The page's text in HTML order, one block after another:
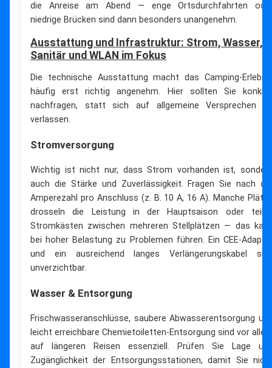
die Anreise am Abend — enge Ortsdurchfahrten
niedrige Brücken sind dann besonders unangenehm.
Ausstattung und Infrastruktur: Strom, Wasser,
Sanitär und WLAN im Fokus
Die technische Ausstattung macht das Camping-
häufig erst richtig angenehm. Hier sollten Sie
nachfragen, statt sich auf allgemeine Versprechen
verlassen.
Stromversorgung
Wichtig ist nicht nur, dass Strom vorhanden ist,
auch die Stärke und Zuverlässigkeit. Fragen Sie nach
Amperezahl pro Anschluss (z. B. 10 A, 16 A). Manche
drosseln die Leistung in der Hauptsaison oder
Stromkästen zwischen mehreren Stellplätzen — das
bei hoher Belastung zu Problemen führen. Ein CEE-
und ein ausreichend langes Verlängerungskabel
unverzichtbar.
Wasser & Entsorgung
Frischwasseranschlüsse, saubere Abwasserentsorgung
leicht erreichbare Chemietoiletten-Entsorgung sind vor
auf längeren Reisen essenziell. Prüfen Sie Lage
Zugänglichkeit der Entsorgungsstationen, damit Sie